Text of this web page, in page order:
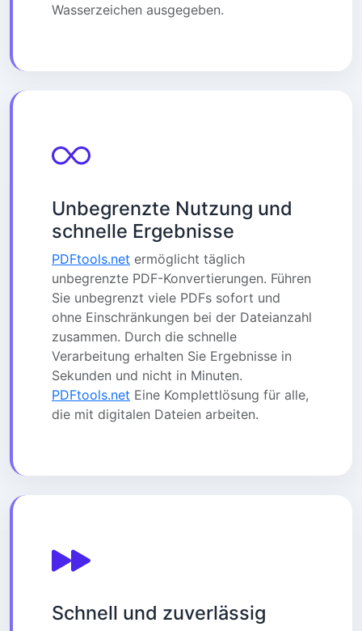
Wasserzeichen ausgegeben.
Unbegrenzte Nutzung und
schnelle Ergebnisse
PDFtools.net ermöglicht täglich
unbegrenzte PDF-Konvertierungen. Führen
Sie unbegrenzt viele PDFs sofort und
ohne Einschränkungen bei der Dateianzahl
zusammen. Durch die schnelle
Verarbeitung erhalten Sie Ergebnisse in
Sekunden und nicht in Minuten.
PDFtools.net Eine Komplettlösung für alle,
die mit digitalen Dateien arbeiten.
Schnell und zuverlässig